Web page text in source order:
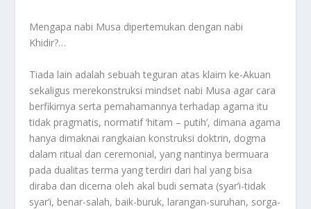
Mengapa nabi Musa dipertemukan dengan nabi
Khidir?…
Tiada lain adalah sebuah teguran atas klaim ke-Akuan
sekaligus merekonstruksi mindset nabi Musa agar cara
berfikirnya serta pemahamannya terhadap agama itu
tidak pragmatis, normatif ‘hitam – putih’, dimana agama
hanya dimaknai rangkaian konstruksi doktrin, dogma
dalam ritual dan ceremonial, yang nantinya bermuara
pada dualitas terma yang terdiri dari hal yang bisa
diraba dan dicerna oleh akal budi semata (syar’i-tidak
syar’i, benar-salah, baik-buruk, larangan-suruhan, sorga-